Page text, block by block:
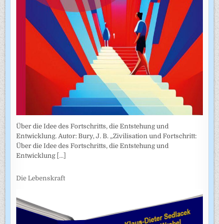
Über die Idee des Fortschritts, die Entstehung und
Entwicklung. Autor: Bury, J. B. „Zivilisation und Fortschritt:
Über die Idee des Fortschritts, die Entstehung und
Entwicklung [...]
Die Lebenskraft